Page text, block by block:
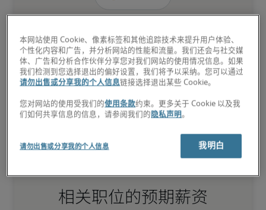
候选人具备与职位相匹配的丰富经验和高级技能，并且还可能拥有专
业资格。
小型企业：<1亿元
中型企业：1亿元-5亿元
相关职位的预期薪资
本网站使用 Cookie、像素标签和其他追踪技术来提升用户体验、
个性化内容和广告，并分析网站的性能和流量。我们还会与社交媒
体、广告和分析合作伙伴分享您对我们网站的使用情况信息。如果
我们检测到您选择退出的偏好设置，我们将予以采纳。您可以通过
请勿出售或分享我的个人信息链接选择退出某些 Cookie。
您对网站的使用受我们的使用条款约束。更多关于 Cookie 以及我
们如何共享信息的信息，请参阅我们的 隐私声明。
请勿出售或分享我的个人信息 我明白